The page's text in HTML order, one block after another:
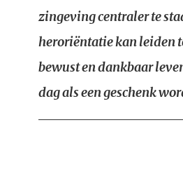
zingeving centraler te
heroriëntatie kan leiden
bewust en dankbaar
dag als een geschenk